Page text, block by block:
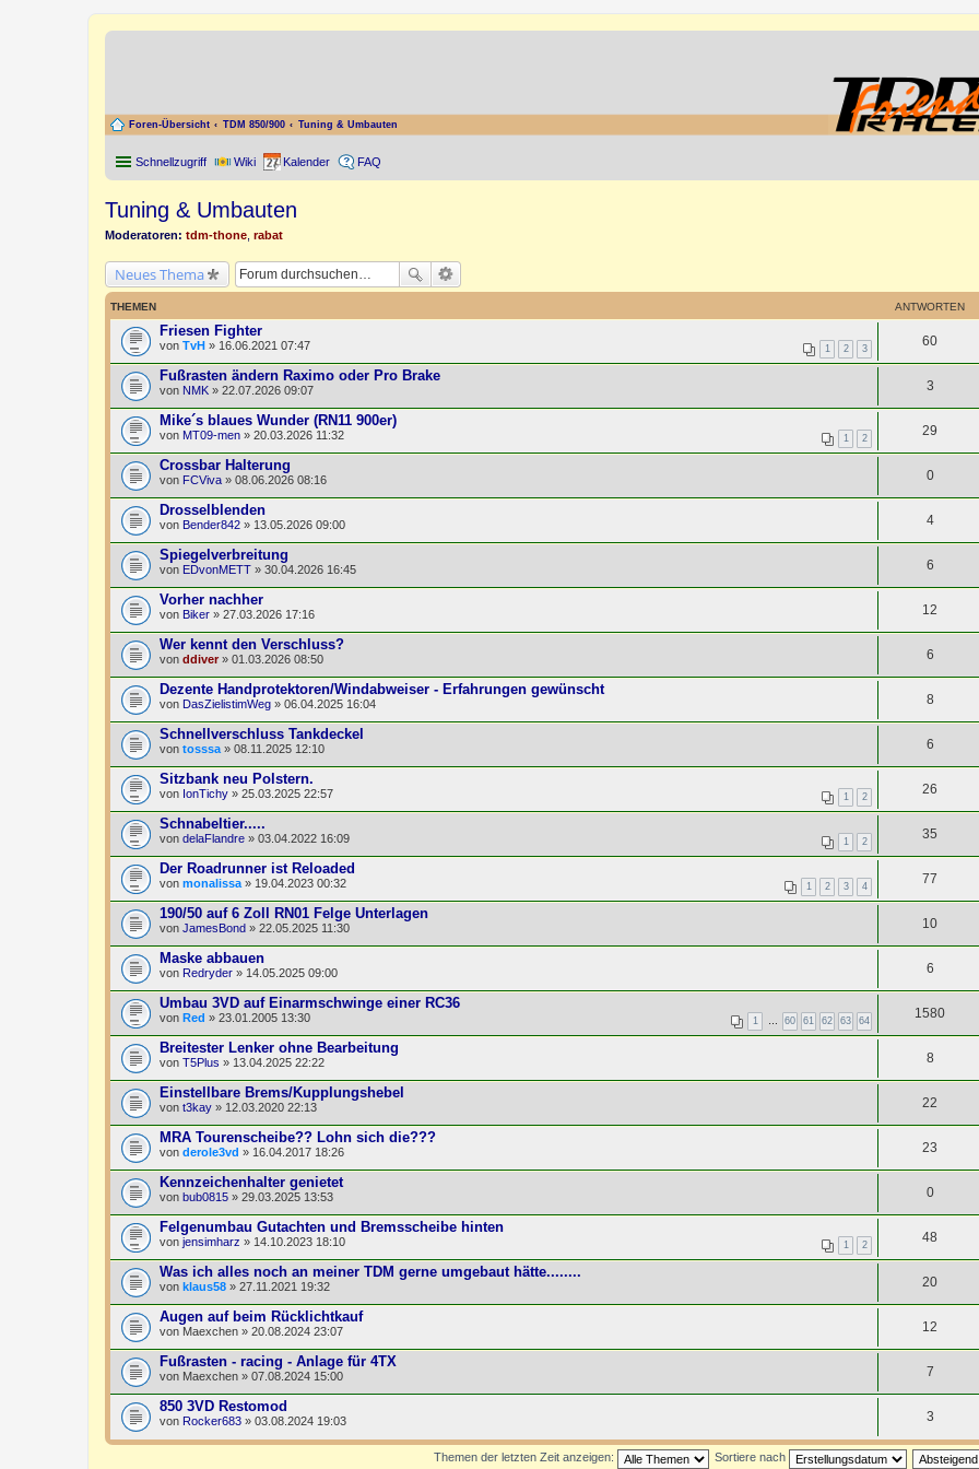
Foren-Übersicht TDM 850/900 Tuning & Umbauten
Schnellzugriff Wiki Kalender FAQ
Tuning & Umbauten
Moderatoren: tdm-thone rabat
Neues Thema
THEMEN ANTWORTEN
Friesen Fighter
1 2 3
von TvH » 16.06.2021 07:47 60
Fußrasten ändern Raximo oder Pro Brake
von NMK » 22.07.2026 09:07 3
Mike´s blaues Wunder (RN11 900er)
1 2
von MT09-men » 20.03.2026 11:32 29
Crossbar Halterung
von FCViva » 08.06.2026 08:16 0
Drosselblenden
von Bender842 » 13.05.2026 09:00 4
Spiegelverbreitung
von EDvonMETT » 30.04.2026 16:45 6
Vorher nachher
von Biker » 27.03.2026 17:16 12
Wer kennt den Verschluss?
von ddiver » 01.03.2026 08:50 6
Dezente Handprotektoren/Windabweiser - Erfahrungen gewünscht
von DasZielistimWeg » 06.04.2025 16:04 8
Schnellverschluss Tankdeckel
von tosssa » 08.11.2025 12:10 6
Sitzbank neu Polstern.
1 2
von IonTichy » 25.03.2025 22:57 26
Schnabeltier.....
1 2
von delaFlandre » 03.04.2022 16:09 35
Der Roadrunner ist Reloaded
1 2 3 4
von monalissa » 19.04.2023 00:32 77
190/50 auf 6 Zoll RN01 Felge Unterlagen
von JamesBond » 22.05.2025 11:30 10
Maske abbauen
von Redryder » 14.05.2025 09:00 6
Umbau 3VD auf Einarmschwinge einer RC36
1 60 61 62 63 64
von Red » 23.01.2005 13:30 1580
Breitester Lenker ohne Bearbeitung
von T5Plus » 13.04.2025 22:22 8
Einstellbare Brems/Kupplungshebel
von t3kay » 12.03.2020 22:13 22
MRA Tourenscheibe?? Lohn sich die???
von derole3vd » 16.04.2017 18:26 23
Kennzeichenhalter genietet
von bub0815 » 29.03.2025 13:53 0
Felgenumbau Gutachten und Bremsscheibe hinten
1 2
von jensimharz » 14.10.2023 18:10 48
Was ich alles noch an meiner TDM gerne umgebaut hätte........
von klaus58 » 27.11.2021 19:32 20
Augen auf beim Rücklichtkauf
von Maexchen » 20.08.2024 23:07 12
Fußrasten - racing - Anlage für 4TX
von Maexchen » 07.08.2024 15:00 7
850 3VD Restomod
von Rocker683 » 03.08.2024 19:03 3
Themen der letzten Zeit anzeigen: Sortiere nach